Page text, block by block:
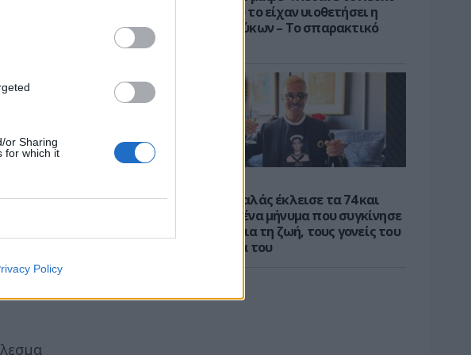
or Sharing
for which it
Policy
και
κουτάβι που το είχαν υιοθετήσει η
αγέλη των λύκων – Το σπαρακτικό
Ο Λάκης Γαβαλάς έκλεισε τα 74 και
μοιράστηκε ένα μήνυμα που συγκίνησε
- Τι έγραψε για τη ζωή, τους γονείς του
και την υγεία του